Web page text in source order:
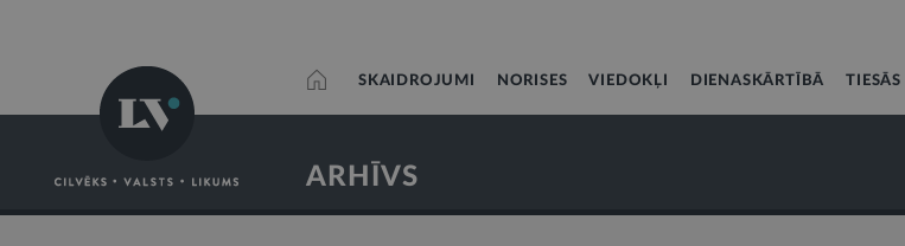
SKAIDROJUMI NORISES VIEDOKĻI DIENASKĀRTĪBĀ TIESĀS
ARHĪVS